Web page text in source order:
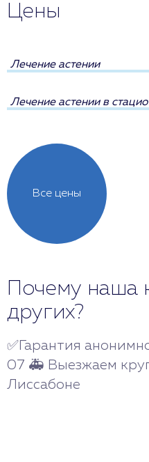
Цены
Все цены
Лечение астении
Лечение астении в
Почему наша
других?
✅Гарантия
07 🚑 Выезжаем
Лиссабоне